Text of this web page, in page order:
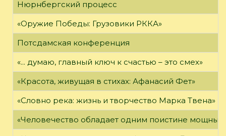
Нюрнбергский процесс
«Оружие Победы: Грузовики РККА»
Потсдамская конференция
«... думаю, главный ключ к счастью – это смех»
«Красота, живущая в стихах: Афанасий Фет»
«Словно река: жизнь и творчество Марка Твена»
«Человечество обладает одним поистине